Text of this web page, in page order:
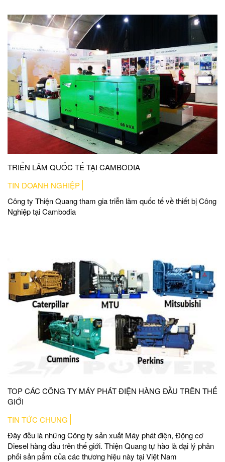
TRIỂN LÃM QUỐC TẾ TẠI CAMBODIA
TIN DOANH NGHIỆP
Công ty Thiện Quang tham gia triễn lãm quốc tế về thiết bị Công
Nghiệp tại Cambodia
TOP CÁC CÔNG TY MÁY PHÁT ĐIỆN HÀNG ĐẦU TRÊN THẾ
GIỚI
TIN TỨC CHUNG
Đây đều là những Công ty sản xuất Máy phát điện, Động cơ
Diesel hàng đầu trên thế giới. Thiện Quang tự hào là đại lý phân
phối sản pẩm của các thương hiệu này tại Việt Nam